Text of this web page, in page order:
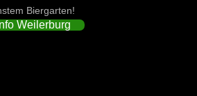
Biergarten!
Weilerburg